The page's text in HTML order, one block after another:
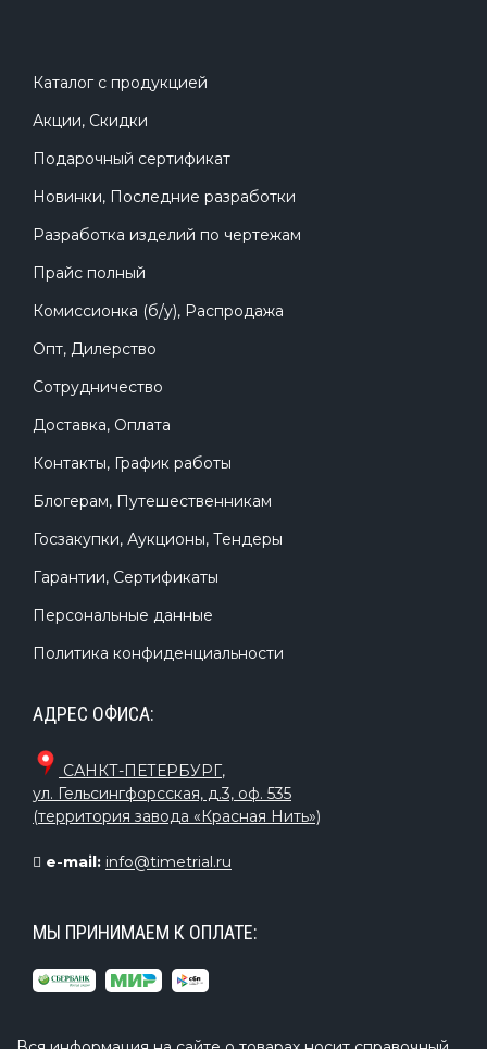
Каталог с продукцией
Акции, Скидки
Подарочный сертификат
Новинки, Последние разработки
Разработка изделий по чертежам
Прайс полный
Комиссионка (б/у), Распродажа
Опт, Дилерство
Сотрудничество
Доставка, Оплата
Контакты, График работы
Блогерам, Путешественникам
Госзакупки, Аукционы, Тендеры
Гарантии, Сертификаты
Персональные данные
Политика конфиденциальности
АДРЕС ОФИСА:
САНКТ-ПЕТЕРБУРГ,
ул. Гельсингфорсская, д.3, оф. 535
(территория завода «Красная Нить»)
e-mail: info@timetrial.ru
МЫ ПРИНИМАЕМ К ОПЛАТЕ: